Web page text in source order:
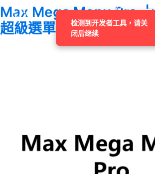
Max Mega Menu Pro
超級選單外掛程式GPL
检测到开发者工具，请关
闭后继续